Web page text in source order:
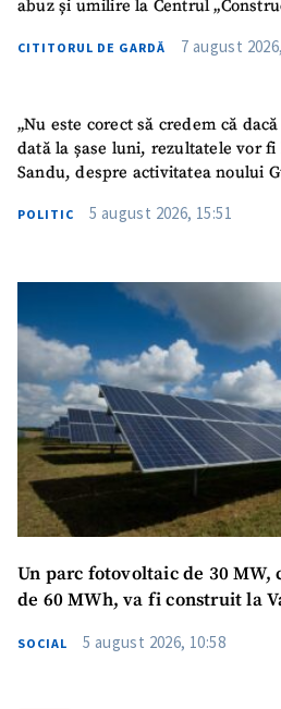
abuz și umilire la Centrul
CITITORUL DE GARDĂ 7 august
„Nu este corect să credem că
dată la șase luni, rezultatele vor
Sandu, despre activitatea noului
POLITIC 5 august 2026, 15:51
Un parc fotovoltaic de 30 MW,
de 60 MWh, va fi construit la
SOCIAL 5 august 2026, 10:58